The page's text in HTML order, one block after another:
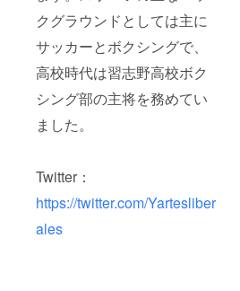
クグラウンドとしては主に
サッカーとボクシングで、
高校時代は習志野高校ボク
シング部の主将を務めてい
ました。
Twitter：
https://twitter.com/Yartesliber
ales